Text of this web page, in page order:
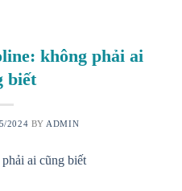
không phải ai
biết
2024 BY ADMIN